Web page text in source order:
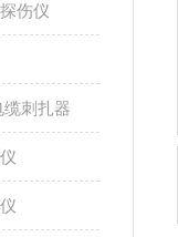
伤仪
刺扎器